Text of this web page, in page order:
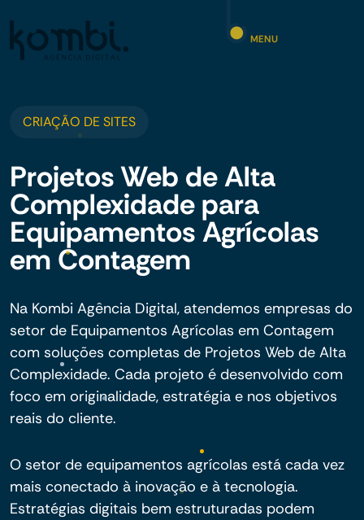
MENU
CRIAÇÃO DE SITES
Projetos Web de Alta
Complexidade para
Equipamentos Agrícolas
em Contagem
Na Kombi Agência Digital, atendemos empresas do
setor de Equipamentos Agrícolas em Contagem
com soluções completas de Projetos Web de Alta
Complexidade. Cada projeto é desenvolvido com
foco em originalidade, estratégia e nos objetivos
reais do cliente.
O setor de equipamentos agrícolas está cada vez
mais conectado à inovação e à tecnologia.
Estratégias digitais bem estruturadas podem